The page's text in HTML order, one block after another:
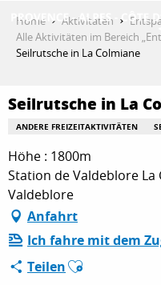
contenu
AKTIVITÄTEN
AUFENTHALT
ESPACE PRO
Home Aktivitäten
Alle Aktivitäten im Bereich
Seilrutsche in La Colmiane
Seilrutsche in La
ANDERE FREIZEITAKTIVITÄTEN
Höhe : 1800m
Station de Valdeblore La
Valdeblore
Anfahrt
Ich fahre mit dem
TeilenAjouter aux